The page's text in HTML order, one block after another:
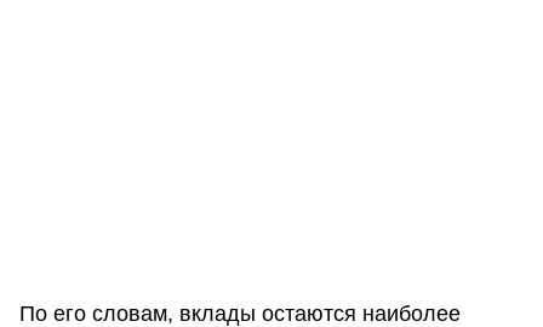
По его словам, вклады остаются наиболее